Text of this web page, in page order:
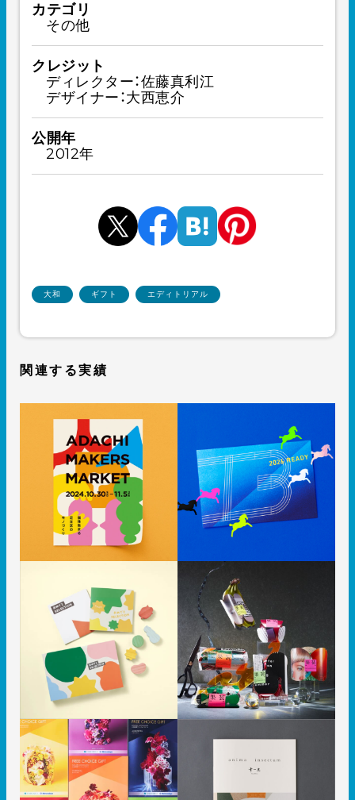
カテゴリ
その他
クレジット
ディレクター：佐藤真利江
デザイナー：大西恵介
公開年
2012年
大和 ギフト エディトリアル
関連する実績